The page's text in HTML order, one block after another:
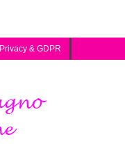
Privacy & GDPR